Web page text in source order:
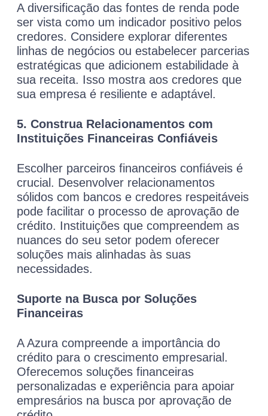
A diversificação das fontes de renda pode
ser vista como um indicador positivo pelos
credores. Considere explorar diferentes
linhas de negócios ou estabelecer parcerias
estratégicas que adicionem estabilidade à
sua receita. Isso mostra aos credores que
sua empresa é resiliente e adaptável.
5. Construa Relacionamentos com
Instituições Financeiras Confiáveis
Escolher parceiros financeiros confiáveis é
crucial. Desenvolver relacionamentos
sólidos com bancos e credores respeitáveis
pode facilitar o processo de aprovação de
crédito. Instituições que compreendem as
nuances do seu setor podem oferecer
soluções mais alinhadas às suas
necessidades.
Suporte na Busca por Soluções
Financeiras
A Azura compreende a importância do
crédito para o crescimento empresarial.
Oferecemos soluções financeiras
personalizadas e experiência para apoiar
empresários na busca por aprovação de